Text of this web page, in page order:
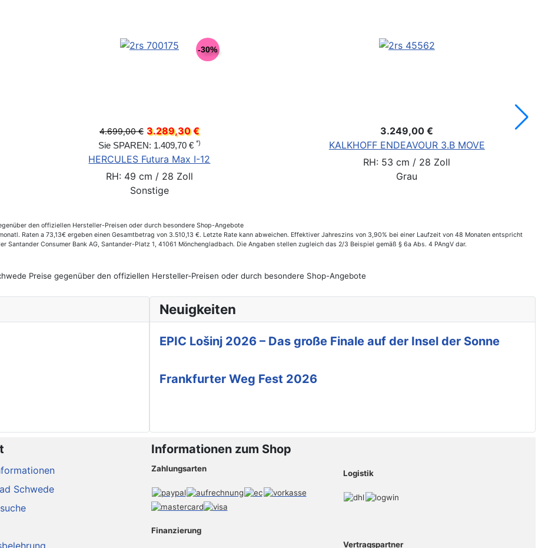
3.249,00 €
KALKHOFF ENDEAVOUR 3.B MOVE
RH: 53 cm / 28 Zoll
Grau
3.999,00 €
KTM CENTO 10
RH: 56 cm / 28 Zoll
Schwarz
den offiziellen Hersteller-Preisen oder durch besondere Shop-Angebote
Raten a 73,13€ ergeben einen Gesamtbetrag von 3.510,13 €. Letzte Rate kann abweichen. Effektiver Jahreszins von 3,90% bei einer Laufzeit von 48 Monaten entspricht
Consumer Bank AG, Santander-Platz 1, 41061 Mönchengladbach. Die Angaben stellen zugleich das 2/3 Beispiel gemäß § 6a Abs. 4 PAngV dar.
Preise gegenüber den offiziellen Hersteller-Preisen oder durch besondere Shop-Angebote
Neuigkeiten
EPIC Lošinj 2026 – Das große Finale auf der Insel der Sonne
Frankfurter Weg Fest 2026
Schwede
Informationen zum Shop
Zahlungsarten
Finanzierung
Logistik
Vertragspartner